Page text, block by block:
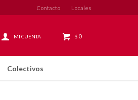
Colectivos
$ 0
Contacto Locales